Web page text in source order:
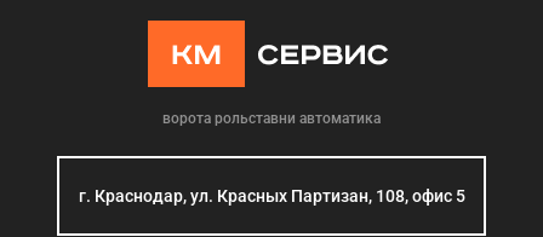
ворота рольставни автоматика
г. Краснодар, ул. Красных Партизан, 108, офис 5